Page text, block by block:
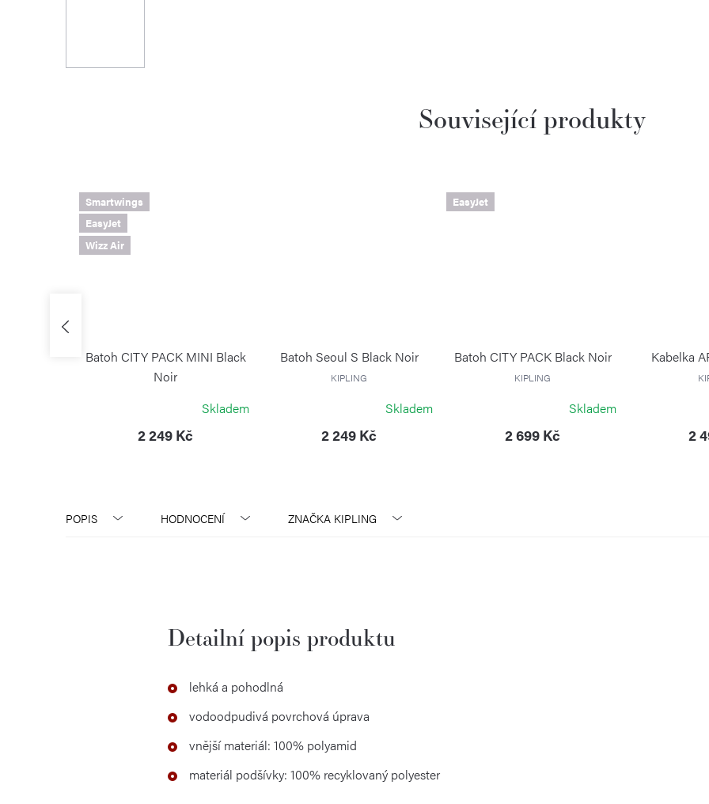
Související produkty
Smartwings
EasyJet
Wizz Air
Batoh CITY PACK MINI Black
Noir
Skladem
2 249 Kč
Batoh Seoul S Black Noir
KIPLING
Skladem
2 249 Kč
EasyJet
Batoh CITY PACK Black Noir
KIPLING
Skladem
2 699 Kč
Kabelka
2
POPIS HODNOCENÍ ZNAČKA KIPLING
Detailní popis produktu
lehká a pohodlná
vodoodpudivá povrchová úprava
vnější materiál: 100% polyamid
materiál podšívky: 100% recyklovaný polyester